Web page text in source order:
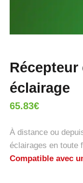
éclairage
65.83€
À distance ou
éclairages en toute
Compatible avec